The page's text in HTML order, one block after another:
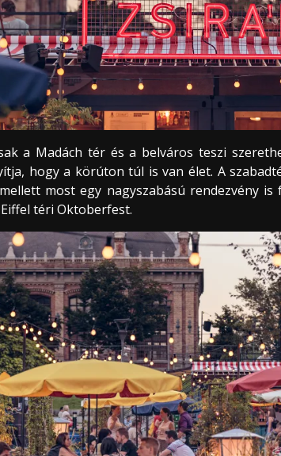
a Madách tér és a belváros teszi
hogy a körúton túl is van élet. A
most egy nagyszabású rendezvény
téri Oktoberfest.